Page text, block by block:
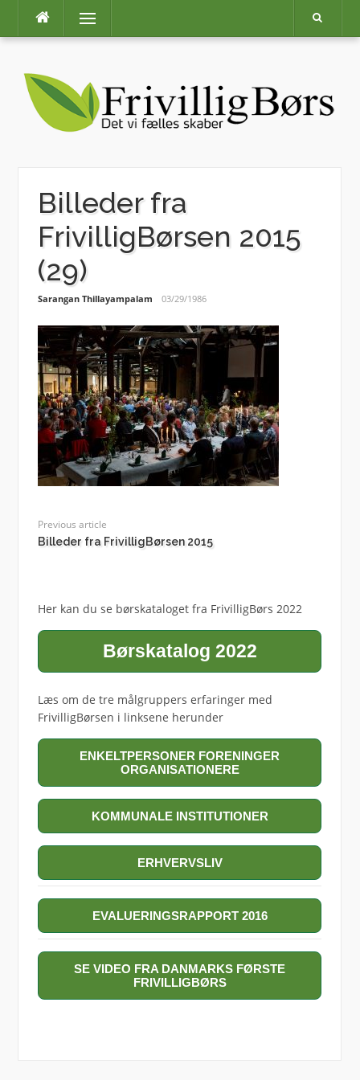
content
Menu
Billeder fra
FrivilligBørsen 2015
(29)
Sarangan Thillayampalam 03/29/1986
Previous article
Billeder fra FrivilligBørsen 2015
Her kan du se børskataloget fra FrivilligBørs 2022
Børskatalog 2022
Læs om de tre målgruppers erfaringer med
FrivilligBørsen i linksene herunder
ENKELTPERSONER FORENINGER
ORGANISATIONERE
KOMMUNALE INSTITUTIONER
ERHVERVSLIV
EVALUERINGSRAPPORT 2016
SE VIDEO FRA DANMARKS FØRSTE
FRIVILLIGBØRS